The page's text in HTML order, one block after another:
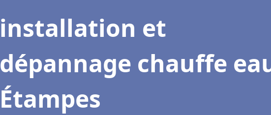
installation et
dépannage chauffe
Étampes